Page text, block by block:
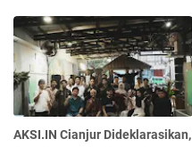
AKSI.IN Cianjur Dideklarasikan,